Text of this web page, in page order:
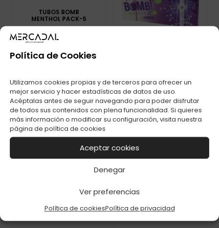
Política de Cookies
Utilizamos cookies propias y de terceros para ofrecer un
mejor servicio y hacer estadísticas de datos de uso.
Acéptalas antes de seguir navegando para poder disfrutar
de todos sus contenidos con plena funcionalidad. Si quieres
más información o modificar su configuración, visita nuestra
página de política de cookies
Aceptar cookies
Denegar
Ver preferencias
Política de cookiesPolítica de privacidad
TUBOS BOMB
MENTHOL PACK-5
TUBOS BOMB
PURPLE PACK-5